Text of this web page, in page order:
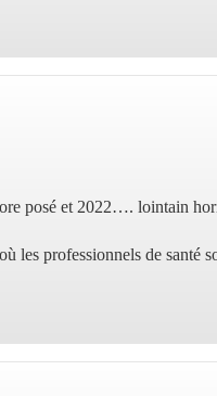
posé et 2022…. lointain
les professionnels de santé